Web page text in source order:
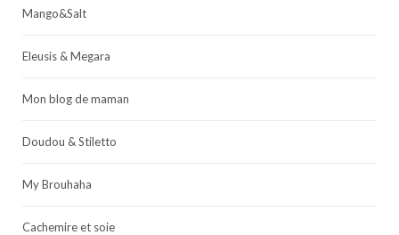
Mango&Salt
Eleusis & Megara
Mon blog de maman
Doudou & Stiletto
My Brouhaha
Cachemire et soie